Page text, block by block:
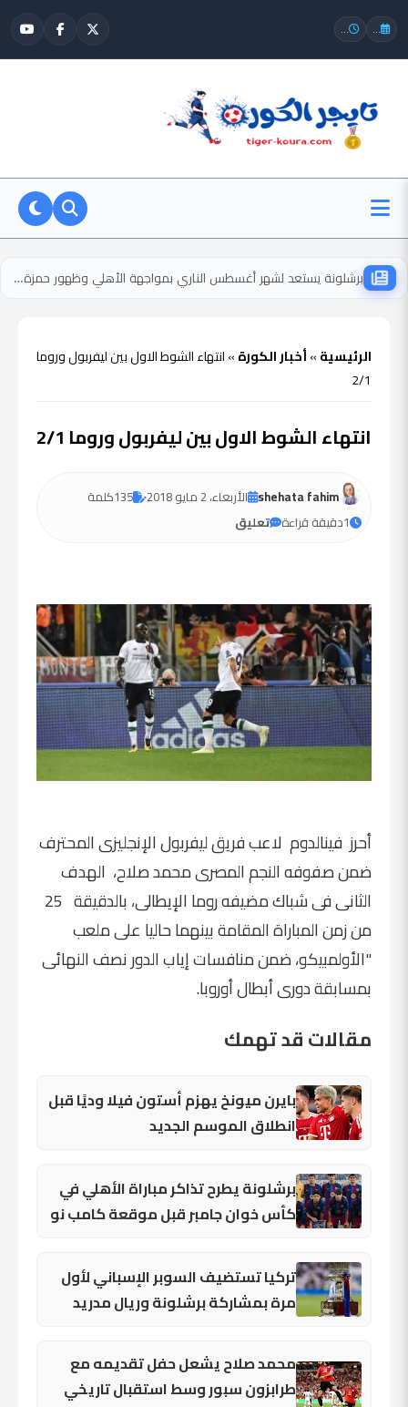
...
...
برشلونة يستعد لشهر أغسطس الناري بمواجهة الأهلي وظهور حمزة عبد الكريم
الرئيسية»أخبار الكورة»انتهاء الشوط الاول بين ليفربول وروما
2/1
انتهاء الشوط الاول بين ليفربول وروما 2/1
shehata fahim الأربعاء، 2 مايو 2018 135كلمة
1دقيقة قراءة تعليق
أحرز فينالدوم لاعب فريق ليفربول الإنجليزى المحترف
ضمن صفوفه النجم المصرى محمد صلاح، الهدف
الثانى فى شباك مضيفه روما الإيطالى، بالدقيقة 25
من زمن المباراة المقامة بينهما حاليا على ملعب
"الأولمبيكو، ضمن منافسات إياب الدور نصف النهائى
بمسابقة دورى أبطال أوروبا.
مقالات قد تهمك
بايرن ميونخ يهزم أستون فيلا وديًا قبل
انطلاق الموسم الجديد
برشلونة يطرح تذاكر مباراة الأهلي في
كأس خوان جامبر قبل موقعة كامب نو
تركيا تستضيف السوبر الإسباني لأول
مرة بمشاركة برشلونة وريال مدريد
محمد صلاح يشعل حفل تقديمه مع
طرابزون سبور وسط استقبال تاريخي